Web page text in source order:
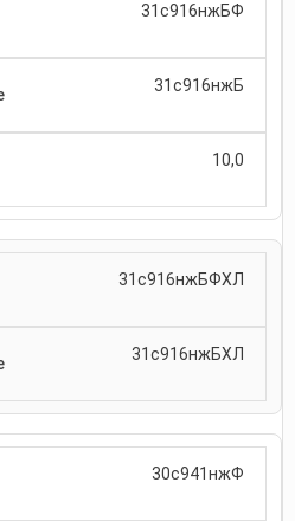
31с916нжБФ
31с916нжБ
10,0
31с916нжБФХЛ
31с916нжБХЛ
30с941нжФ